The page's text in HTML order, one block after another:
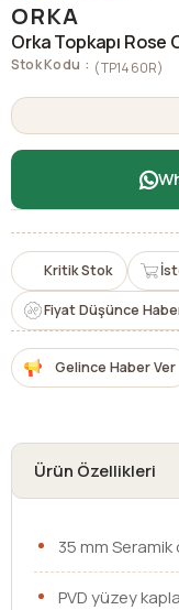
ORKA
Orka Topkapı Rose
Stok Kodu (TP1460R)
Kritik Stok
Fiyat Düşünce
Gelince Haber Ver
Ürün Özellikleri
35 mm
PVD yüzey